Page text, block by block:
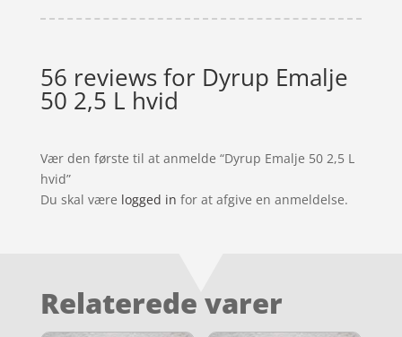
56 reviews for Dyrup Emalje
50 2,5 L hvid
Vær den første til at anmelde “Dyrup Emalje 50 2,5 L
hvid”
Du skal være logged in for at afgive en anmeldelse.
Relaterede varer